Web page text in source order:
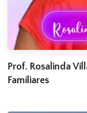
Prof. Rosalinda
Familiares